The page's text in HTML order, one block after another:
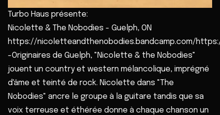
Turbo Haus présente:
Nicolette & The Nobodies - Guelph, ON
https://nicoletteandthenobodies.bandcamp.com/
-Originaires de Guelph, "Nicolette & the Nobodies"
jouent un country et western mélancolique, imprégné
d'âme et teinté de rock. Nicolette dans "The
Nobodies" ancre le groupe à la guitare tandis que sa
voix terreuse et éthérée donne à chaque chanson un